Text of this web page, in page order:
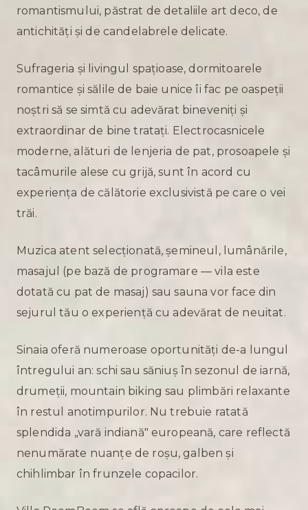
romantismului, păstrat de detaliile art deco, de
antichități și de candelabrele delicate.
Sufrageria și livingul spațioase, dormitoarele
romantice și sălile de baie unice îi fac pe oaspeții
noștri să se simtă cu adevărat bineveniți și
extraordinar de bine tratați. Electrocasnicele
moderne, alături de lenjeria de pat, prosoapele și
tacâmurile alese cu grijă, sunt în acord cu
experiența de călătorie exclusivistă pe care o vei
trăi.
Muzica atent selecționată, șemineul, lumânările,
masajul (pe bază de programare — vila este
dotată cu pat de masaj) sau sauna vor face din
sejurul tău o experiență cu adevărat de neuitat.
Sinaia oferă numeroase oportunități de-a lungul
întregului an: schi sau săniuș în sezonul de iarnă,
drumeții, mountain biking sau plimbări relaxante
în restul anotimpurilor. Nu trebuie ratată
splendida „vară indiană" europeană, care reflectă
nenumărate nuanțe de roșu, galben și
chihlimbar în frunzele copacilor.